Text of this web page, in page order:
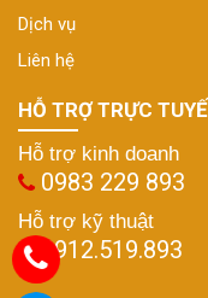
Dịch vụ
Liên hệ
HỖ TRỢ TRỰC
Hỗ trợ kinh doanh
0983 229 893
Hỗ trợ kỹ thuật
0912.519.893